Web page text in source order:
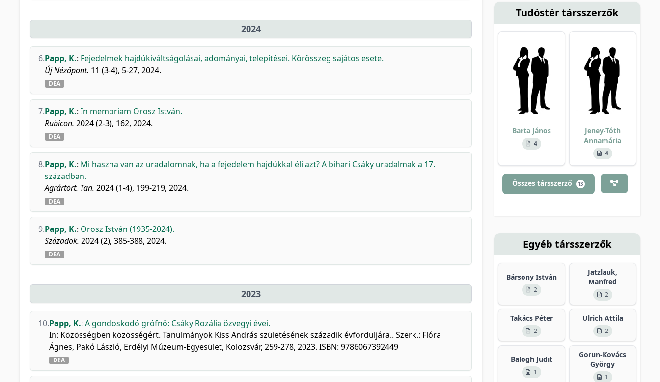
2024
6.Papp, K.: Fejedelmek hajdúkiváltságolásai, adományai, telepítései. Körösszeg sajátos esete.
Új Nézőpont. 11 (3-4), 5-27, 2024.
DEA
7.Papp, K.: In memoriam Orosz István.
Rubicon. 2024 (2-3), 162, 2024.
DEA
8.Papp, K.: Mi haszna van az uradalomnak, ha a fejedelem hajdúkkal éli azt? A bihari Csáky uradalmak a 17.
században.
Agrártört. Tan. 2024 (1-4), 199-219, 2024.
DEA
9.Papp, K.: Orosz István (1935-2024).
Századok. 2024 (2), 385-388, 2024.
DEA
2023
10.Papp, K.: A gondoskodó grófnő: Csáky Rozália özvegyi évei.
In: Közösségben közösségért. Tanulmányok Kiss András születésének századik évforduljára.. Szerk.: Flóra
Ágnes, Pakó László, Erdélyi Múzeum-Egyesület, Kolozsvár, 259-278, 2023. ISBN: 9786067392449
DEA
Tudóstér társszerzők
Barta János
4
Jeney-Tóth
Annamária
4
Összes társszerző 13
Egyéb társszerzők
Bársony István
2
Jatzlauk,
Manfred
2
Takács Péter
2
Ulrich Attila
2
Balogh Judit
1
Gorun-Kovács
György
1